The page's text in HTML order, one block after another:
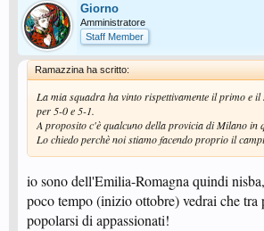
Giorno
Amministratore
Staff Member
Ramazzina ha scritto:
La mia squadra ha vinto rispettivamente il primo e
per 5-0 e 5-1.
A proposito c'è qualcuno della provicia di Milano in
Lo chiedo perchè noi stiamo facendo proprio il
io sono dell'Emilia-Romagna quindi
poco tempo (inizio ottobre) vedrai che tra
popolarsi di appassionati!